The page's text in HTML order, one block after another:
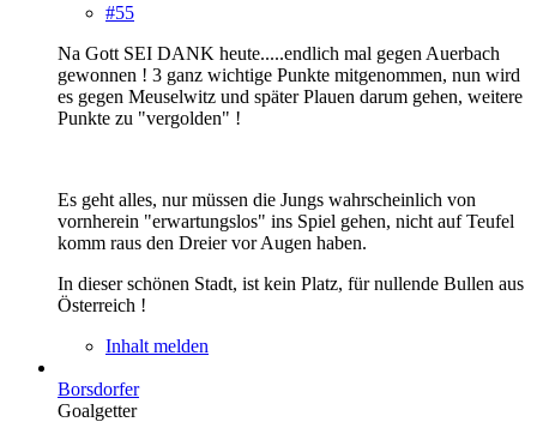
#55
Na Gott SEI DANK heute.....endlich mal gegen Auerbach
gewonnen ! 3 ganz wichtige Punkte mitgenommen, nun wird
es gegen Meuselwitz und später Plauen darum gehen, weitere
Punkte zu "vergolden" !
Es geht alles, nur müssen die Jungs wahrscheinlich von
vornherein "erwartungslos" ins Spiel gehen, nicht auf Teufel
komm raus den Dreier vor Augen haben.
In dieser schönen Stadt, ist kein Platz, für nullende Bullen aus
Österreich !
Inhalt melden
Borsdorfer
Goalgetter